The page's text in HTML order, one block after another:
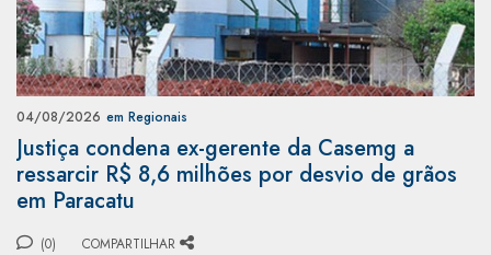
04/08/2026 em Regionais
Justiça condena ex-gerente da Casemg a
ressarcir R$ 8,6 milhões por desvio de grãos
em Paracatu
(0) COMPARTILHAR